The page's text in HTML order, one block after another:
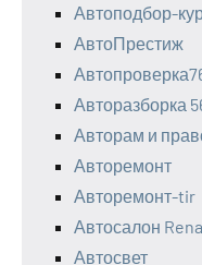
Автоподбор-
АвтоПрестиж
Авторазборка
Авторам и
Авторемонт
Авторемонт-tir
Автосалон
Автосвет